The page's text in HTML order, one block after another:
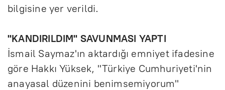
bilgisine yer verildi.
"KANDIRILDIM" SAVUNMASI YAPTI
İsmail Saymaz'ın aktardığı emniyet ifadesine
göre Hakkı Yüksek, "Türkiye Cumhuriyeti'nin
anayasal düzenini benimsemiyorum"